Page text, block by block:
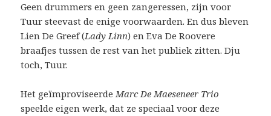
Geen drummers en geen zangeressen, zijn voor
Tuur steevast de enige voorwaarden. En dus bleven
Lien De Greef (Lady Linn) en Eva De Roovere
braafjes tussen de rest van het publiek zitten. Dju
toch, Tuur.
Het geïmproviseerdeMarc De Maeseneer Trio
speelde eigen werk, dat ze speciaal voor deze